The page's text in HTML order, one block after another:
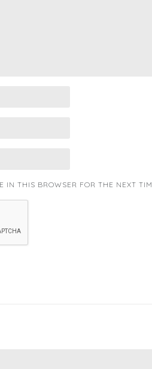
IN THIS BROWSER FOR THE NEXT